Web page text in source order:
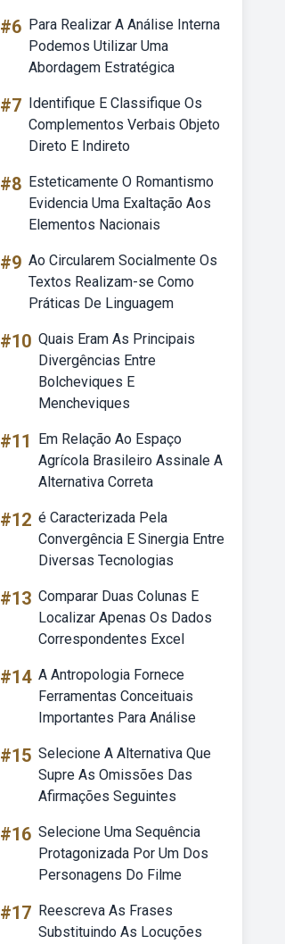
#6 Para Realizar A Análise Interna
Podemos Utilizar Uma
Abordagem Estratégica
#7 Identifique E Classifique Os
Complementos Verbais Objeto
Direto E Indireto
#8 Esteticamente O Romantismo
Evidencia Uma Exaltação Aos
Elementos Nacionais
#9 Ao Circularem Socialmente Os
Textos Realizam-se Como
Práticas De Linguagem
#10 Quais Eram As Principais
Divergências Entre
Bolcheviques E
Mencheviques
#11
Em Relação Ao Espaço
Agrícola Brasileiro Assinale A
Alternativa Correta
#12 é Caracterizada Pela
Convergência E Sinergia Entre
Diversas Tecnologias
#13 Comparar Duas Colunas E
Localizar Apenas Os Dados
Correspondentes Excel
#14 A Antropologia Fornece
Ferramentas Conceituais
Importantes Para Análise
#15 Selecione A Alternativa Que
Supre As Omissões Das
Afirmações Seguintes
#16 Selecione Uma Sequência
Protagonizada Por Um Dos
Personagens Do Filme
#17 Reescreva As Frases
Substituindo As Locuções